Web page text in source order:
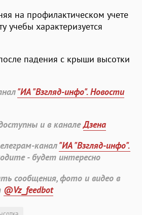
на профилактическом учете
учебы характеризуется
падения с крыши высотки
"ИА "Взгляд-инфо". Новости
и в каналеДзена
канал"ИА "Взгляд-инфо".
- будет интересно
сообщения, фото и видео в
@Vz_feedbot